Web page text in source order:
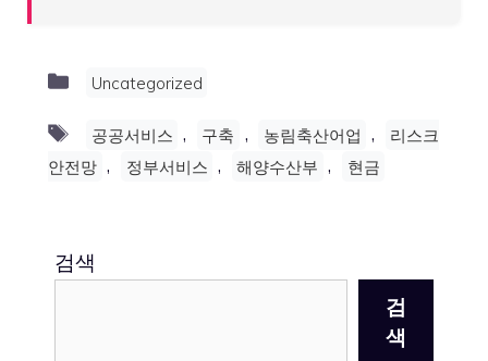
Categories
Uncategorized
Tags
공공서비스 , 구축 , 농림축산어업 ,
리스크
안전망 , 정부서비스 , 해양수산부 , 현금
검색
검
색